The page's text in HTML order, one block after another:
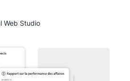
Web Studio